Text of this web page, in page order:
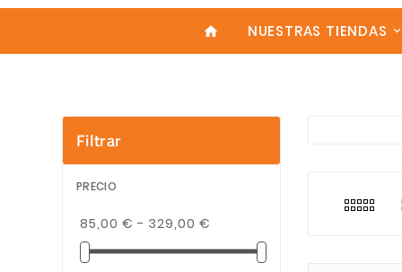
home NUESTRAS TIENDAS
Filtrar
PRECIO
85,00 € - 329,00 €